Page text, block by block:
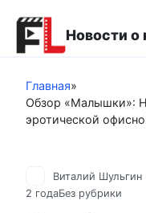
контенту
Новости о
Главная»
Обзор «Малышки»:
эротической
Виталий Шульгин
2 годаБез рубрики